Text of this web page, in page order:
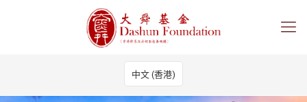
中文 (香港)